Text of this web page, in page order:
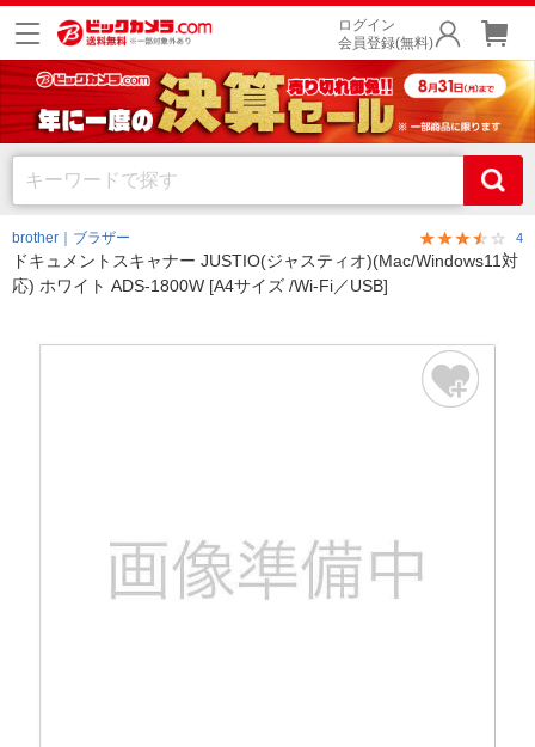
ログイン
会員登録(無料)
brother｜ブラザー 4
ドキュメントスキャナー JUSTIO(ジャスティオ)(Mac/Windows11対
応) ホワイト ADS-1800W [A4サイズ /Wi-Fi／USB]